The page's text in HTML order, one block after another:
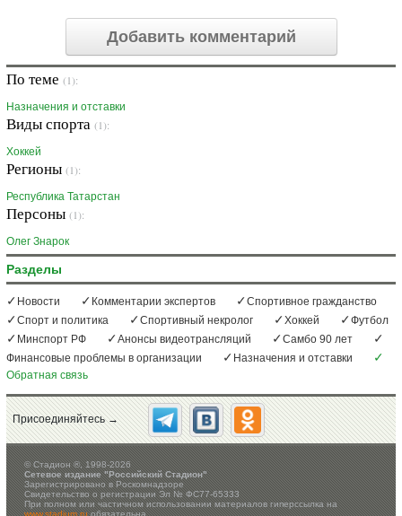
Добавить комментарий
По теме (1):
Назначения и отставки
Виды спорта (1):
Хоккей
Регионы (1):
Республика Татарстан
Персоны (1):
Олег Знарок
Разделы
Новости Комментарии экспертов
Спортивное гражданство
Спорт и политика
Спортивный некролог Хоккей
Футбол
Минспорт РФ
Анонсы видеотрансляций
Самбо 90 лет
Финансовые проблемы в организации
Назначения и отставки
Обратная связь
Присоединяйтесь →
©Стадион ®, 1998-2026
Сетевое издание "Российский Стадион"
Зарегистрировано в Роскомнадзоре
Свидетельство о регистрации Эл № ФС77-65333
При полном или частичном использовании материалов гиперссылка на
www.stadium.ruобязательна